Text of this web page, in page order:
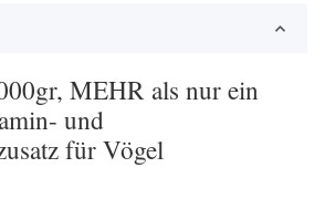
MEHR als nur ein
und
für Vögel